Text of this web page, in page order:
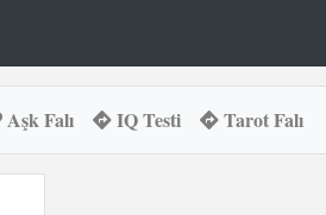
Aşk Falı IQ Testi Tarot Falı